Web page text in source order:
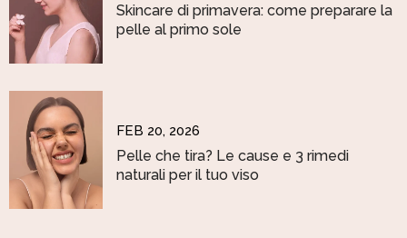
Skincare di primavera: come preparare la
pelle al primo sole
FEB 20, 2026
Pelle che tira? Le cause e 3 rimedi
naturali per il tuo viso